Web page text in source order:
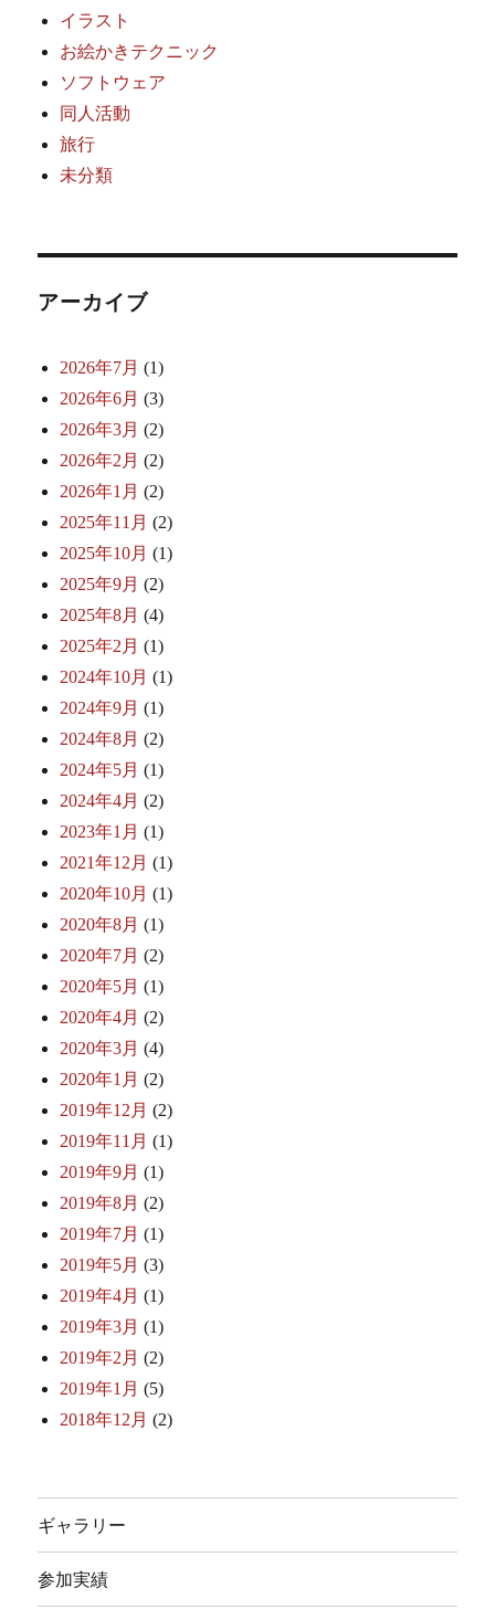
イラスト
お絵かきテクニック
ソフトウェア
同人活動
旅行
未分類
アーカイブ
2026年7月 (1)
2026年6月 (3)
2026年3月 (2)
2026年2月 (2)
2026年1月 (2)
2025年11月 (2)
2025年10月 (1)
2025年9月 (2)
2025年8月 (4)
2025年2月 (1)
2024年10月 (1)
2024年9月 (1)
2024年8月 (2)
2024年5月 (1)
2024年4月 (2)
2023年1月 (1)
2021年12月 (1)
2020年10月 (1)
2020年8月 (1)
2020年7月 (2)
2020年5月 (1)
2020年4月 (2)
2020年3月 (4)
2020年1月 (2)
2019年12月 (2)
2019年11月 (1)
2019年9月 (1)
2019年8月 (2)
2019年7月 (1)
2019年5月 (3)
2019年4月 (1)
2019年3月 (1)
2019年2月 (2)
2019年1月 (5)
2018年12月 (2)
ギャラリー
参加実績